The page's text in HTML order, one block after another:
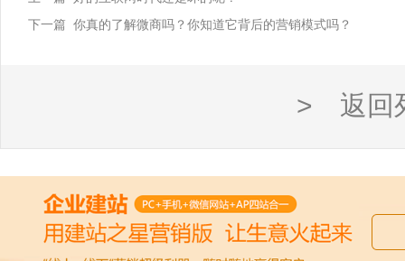
下一篇 你真的了解微商吗？你知道它背后的营销模式吗？
> 返回